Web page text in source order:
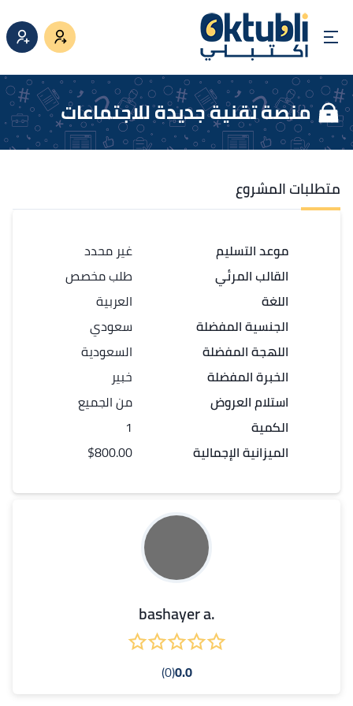
منصة تقنية جديدة للاجتماعات
متطلبات المشروع
موعد التسليم
القالب المرئي
اللغة
الجنسية المفضلة
اللهجة المفضلة
الخبرة المفضلة
استلام العروض
الكمية
الميزانية الإجمالية
غير محدد
طلب مخصص
العربية
سعودي
السعودية
خبير
من الجميع
1
$800.00
.bashayer a
0.0
(0)